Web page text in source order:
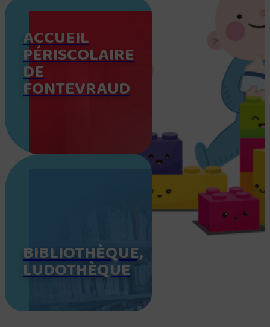
ACCUEIL
PÉRISCOLAIRE
DE
FONTEVRAUD
BIBLIOTHÈQUE,
LUDOTHÈQUE